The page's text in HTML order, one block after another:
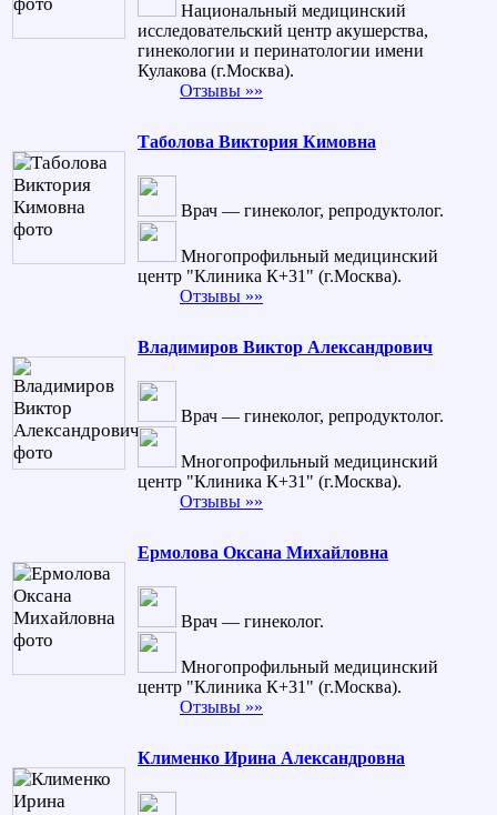
Национальный медицинский
исследовательский центр акушерства,
гинекологии и перинатологии имени
Кулакова (г.Москва).
Отзывы »»
Таболова Виктория Кимовна
Врач — гинеколог, репродуктолог.
Многопрофильный медицинский
центр "Клиника К+31" (г.Москва).
Отзывы »»
Владимиров Виктор Александрович
Врач — гинеколог, репродуктолог.
Многопрофильный медицинский
центр "Клиника К+31" (г.Москва).
Отзывы »»
Ермолова Оксана Михайловна
Врач — гинеколог.
Многопрофильный медицинский
центр "Клиника К+31" (г.Москва).
Отзывы »»
Клименко Ирина Александровна